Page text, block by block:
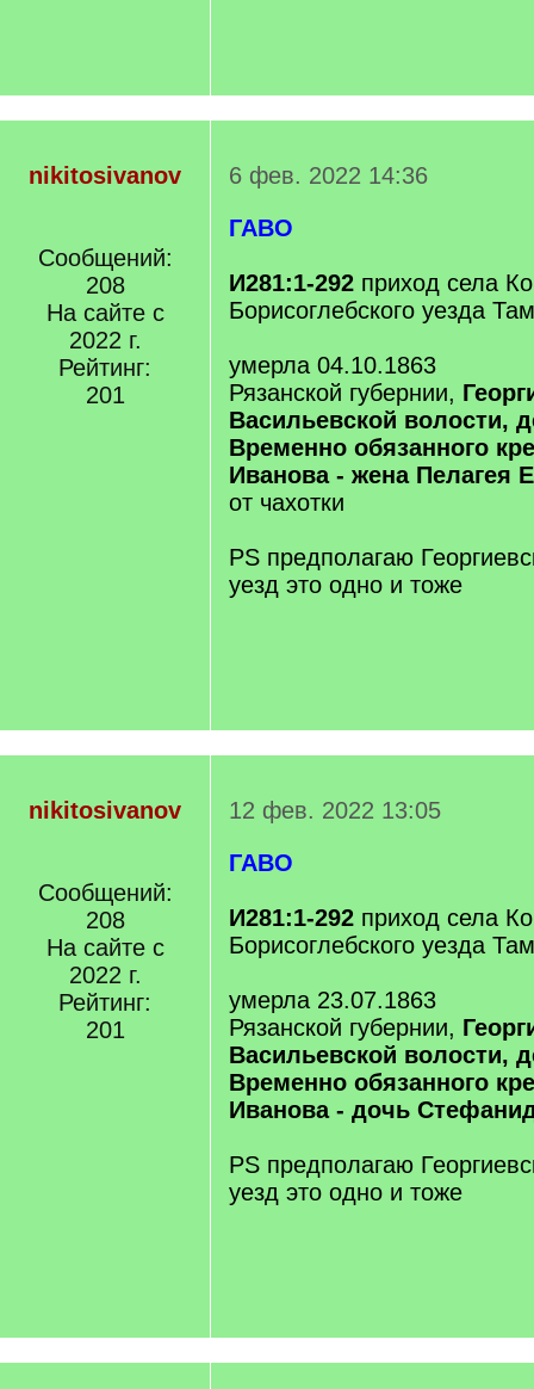
nikitosivanov
Сообщений:
208
На сайте с
2022 г.
Рейтинг:
201
6 фев. 2022 14:36
ГАВО
И281:1-292 приход села
Борисоглебского уезда
умерла 04.10.1863
Рязанской губернии,
Васильевской волости,
Временно обязанного
Иванова - жена Пелагея
от чахотки
PS предполагаю
уезд это одно и тоже
nikitosivanov
Сообщений:
208
На сайте с
2022 г.
Рейтинг:
201
12 фев. 2022 13:05
ГАВО
И281:1-292 приход села
Борисоглебского уезда
умерла 23.07.1863
Рязанской губернии,
Васильевской волости,
Временно обязанного
Иванова - дочь
PS предполагаю
уезд это одно и тоже